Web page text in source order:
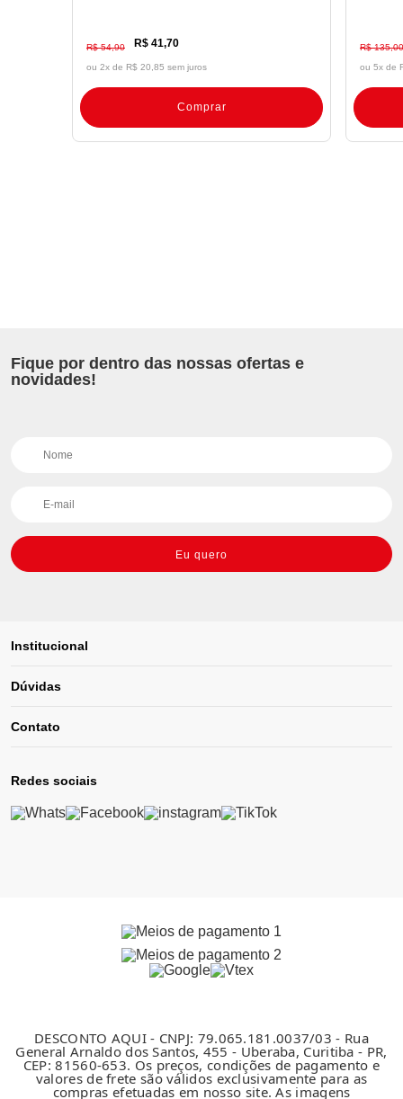
R$ 54,90 R$ 41,70
ou 2x de R$ 20,85 sem juros
Comprar
R$ 135,00
ou 5x de
Fique por dentro das nossas ofertas e
novidades!
Eu quero
Institucional
Dúvidas
Contato
Redes sociais
DESCONTO AQUI - CNPJ: 79.065.181.0037/03 - Rua
General Arnaldo dos Santos, 455 - Uberaba, Curitiba - PR,
CEP: 81560-653. Os preços, condições de pagamento e
valores de frete são válidos exclusivamente para as
compras efetuadas em nosso site. As imagens